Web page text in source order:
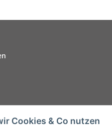
Cookies & Co nutzen